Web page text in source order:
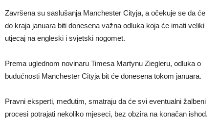
Završena su saslušanja Manchester Cityja, a očekuje se da će
do kraja januara biti donesena važna odluka koja će imati veliki
utjecaj na engleski i svjetski nogomet.
Prema uglednom novinaru Timesa Martynu Ziegleru, odluka o
budućnosti Manchester Cityja bit će donesena tokom januara.
Pravni eksperti, međutim, smatraju da će svi eventualni žalbeni
procesi potrajati nekoliko mjeseci, bez obzira na konačan ishod.